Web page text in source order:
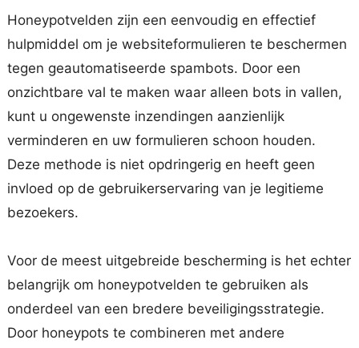
Honeypotvelden zijn een eenvoudig en effectief
hulpmiddel om je websiteformulieren te beschermen
tegen geautomatiseerde spambots. Door een
onzichtbare val te maken waar alleen bots in vallen,
kunt u ongewenste inzendingen aanzienlijk
verminderen en uw formulieren schoon houden.
Deze methode is niet opdringerig en heeft geen
invloed op de gebruikerservaring van je legitieme
bezoekers.
Voor de meest uitgebreide bescherming is het echter
belangrijk om honeypotvelden te gebruiken als
onderdeel van een bredere beveiligingsstrategie.
Door honeypots te combineren met andere